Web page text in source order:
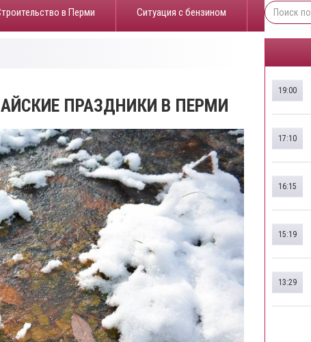
в Перми ​Ситуация с бензином
ПРАЗДНИКИ В ПЕРМИ
19:00
17:10
16:15
15:19
13:29